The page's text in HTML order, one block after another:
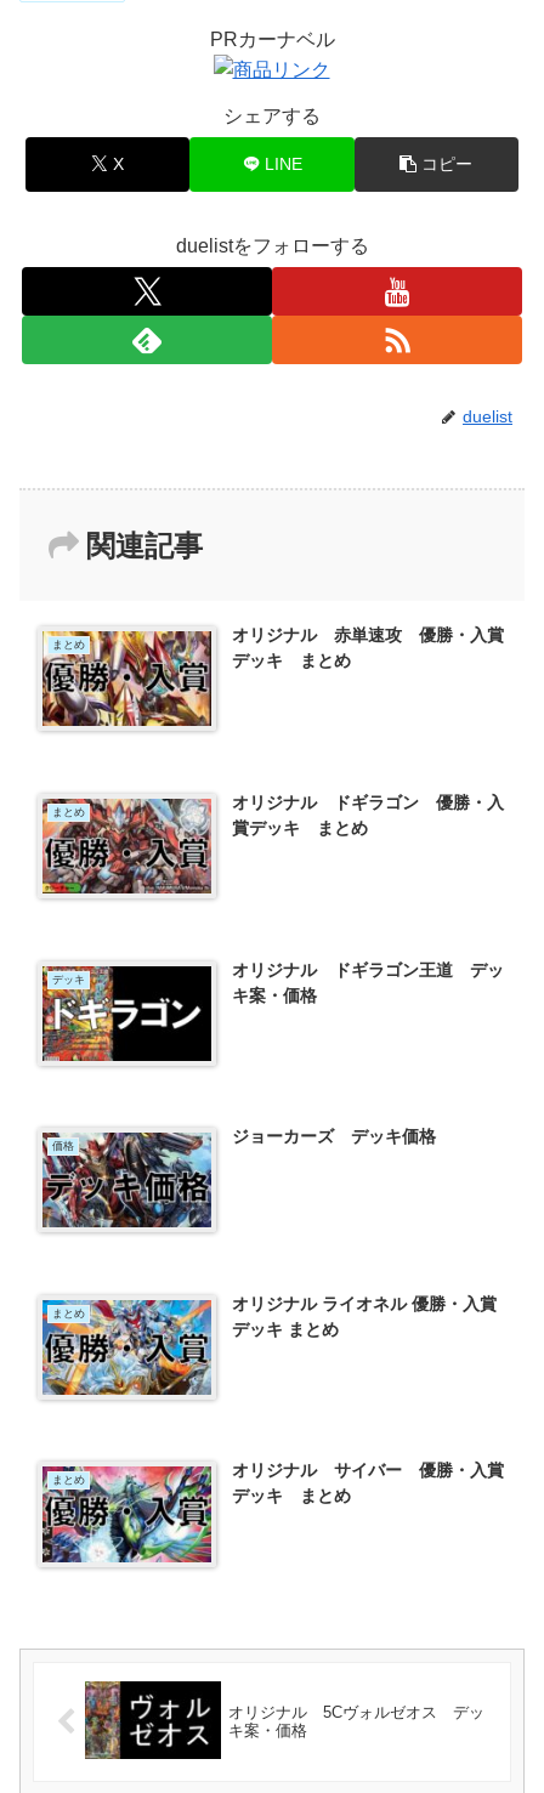
PRカーナベル
シェアする
X LINE コピー
duelistをフォローする
duelist
関連記事
まとめ
オリジナル 赤単速攻 優勝・入賞
デッキ まとめ
まとめ
オリジナル ドギラゴン 優勝・入
賞デッキ まとめ
デッキ
オリジナル ドギラゴン王道 デッ
キ案・価格
価格 ジョーカーズ デッキ価格
まとめ
オリジナル ライオネル 優勝・入賞
デッキ まとめ
まとめ
オリジナル サイバー 優勝・入賞
デッキ まとめ
オリジナル 5Cヴォルゼオス デッ
キ案・価格